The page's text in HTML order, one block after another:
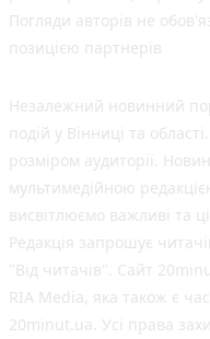
Погляди авторів не
позицією партнерів
Незалежний новинний
подій у Вінниці та
розміром аудиторії.
мультимедійною
висвітлюємо важливі та
Редакція запрошує
"Від читачів". Сайт
RIA Media, яка також є
20minut.ua. Усі права